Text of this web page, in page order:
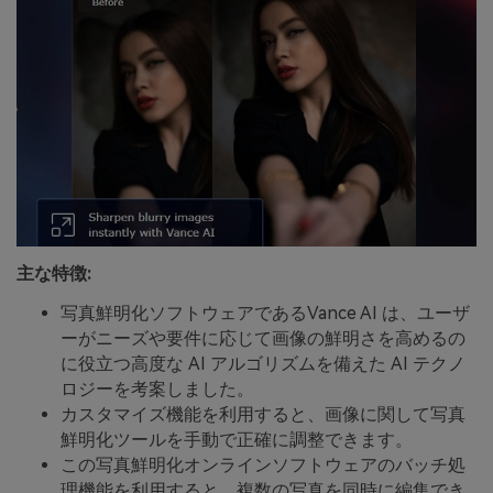
主な特徴:
写真鮮明化ソフトウェアであるVance AI は、ユーザ
ーがニーズや要件に応じて画像の鮮明さを高めるの
に役立つ高度な AI アルゴリズムを備えた AI テクノ
ロジーを考案しました。
カスタマイズ機能を利用すると、画像に関して写真
鮮明化ツールを手動で正確に調整できます。
この写真鮮明化オンラインソフトウェアのバッチ処